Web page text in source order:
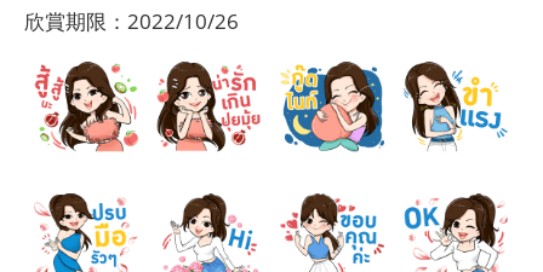
欣賞期限：2022/10/26